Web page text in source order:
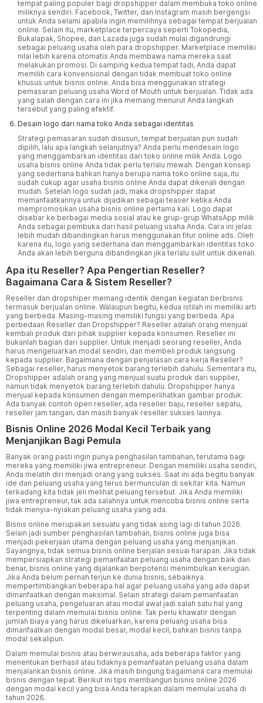
tempat paling populer bagi dropshipper dalam membuka toko online
miliknya sendiri. Facebook, Twitter, dan Instagram masih bergengsi
untuk Anda selami apabila ingin memilihnya sebagai tempat berjualan
online. Selain itu, marketplace terpercaya seperti Tokopedia,
Bukalapak, Shopee, dan Lazada juga sudah mulai digandrungi
sebagai peluang usaha oleh para dropshipper. Marketplace memiliki
nilai lebih karena otomatis Anda membawa nama mereka saat
melakukan promosi. Di samping kedua tempat tadi, Anda dapat
memilih cara konvensional dengan tidak membuat toko online
khusus untuk bisnis online. Anda bisa menggunakan strategi
pemasaran peluang usaha Word of Mouth untuk berjualan. Tidak ada
yang salah dengan cara ini jika memang menurut Anda langkah
tersebut yang paling efektif.
Desain logo dari nama toko Anda sebagai identitas
Strategi pemasaran sudah disusun, tempat berjualan pun sudah
dipilih, lalu apa langkah selanjutnya? Anda perlu mendesain logo
yang menggambarkan identitas dari toko online milik Anda. Logo
usaha bisnis online Anda tidak perlu terlalu mewah. Dengan konsep
yang sederhana bahkan hanya berupa nama toko online saja, itu
sudah cukup agar usaha bisnis online Anda dapat dikenali dengan
mudah. Setelah logo sudah jadi, maka dropshipper dapat
memanfaatkannya untuk dijadikan sebagai teaser ketika Anda
mempromosikan usaha bisnis online pertama kali. Logo dapat
disebar ke berbagai media sosial atau ke grup-grup WhatsApp milik
Anda sebagai pembuka dari hasil peluang usaha Anda. Cara ini jelas
lebih mudah dibandingkan harus menggunakan fitur online ads. Oleh
karena itu, logo yang sederhana dan menggambarkan identitas toko
Anda akan lebih berguna dibandingkan jika terlalu sulit untuk dikenali.
Apa itu Reseller? Apa Pengertian Reseller?
Bagaimana Cara & Sistem Reseller?
Reseller dan dropshiper memang identik dengan kegiatan berbisnis
termasuk berjualan online. Walaupun begitu, kedua istilah ini memiliki arti
yang berbeda. Masing-masing memiliki fungsi yang berbeda. Apa
perbedaan Reseller dan Dropshipper? Reseller adalah orang menjual
kembali produk dari pihak supplier kepada konsumen. Reseller ini
bukanlah bagian dari supplier. Untuk menjadi seorang reseller, Anda
harus mengeluarkan modal sendiri, dan membeli produk langsung
kepada supplier. Bagaimana dengan penjelasan cara kerja Reseller?
Sebagai reseller, harus menyetok barang terlebih dahulu. Sementara itu,
Dropshipper adalah orang yang menjual suatu produk dari supplier,
namun tidak menyetok barang terlebih dahulu. Dropshipper hanya
menjual kepada konsumen dengan memperlihatkan gambar produk.
Ada banyak contoh open reseller, ada reseller baju, reseller sepatu,
reseller jam tangan, dan masih banyak reseller sukses lainnya.
Bisnis Online 2026 Modal Kecil Terbaik yang
Menjanjikan Bagi Pemula
Banyak orang pasti ingin punya penghasilan tambahan, terutama bagi
mereka yang memiliki jiwa entrepreneur. Dengan memiliki usaha sendiri,
Anda melatih diri menjadi orang yang sukses. Saat ini ada begitu banyak
ide dan peluang usaha yang terus bermunculan di sekitar kita. Namun
terkadang kita tidak jeli melihat peluang tersebut. Jika Anda memiliki
jiwa entrepreneur, tak ada salahnya untuk mencoba bisnis online serta
tidak menyia-nyiakan peluang usaha yang ada.
Bisnis online merupakan sesuatu yang tidak asing lagi di tahun 2026.
Selain jadi sumber penghasilan tambahan, bisnis online juga bisa
menjadi pekerjaan utama dengan peluang usaha yang menjanjikan.
Sayangnya, tidak semua bisnis online berjalan sesuai harapan. Jika tidak
mempersiapkan strategi pemanfaatan peluang usaha dengan baik dan
benar, bisnis online yang dijalankan berpotensi menimbulkan kerugian.
Jika Anda belum pernah terjun ke dunia bisnis, sebaiknya
mempertimbangkan beberapa hal agar peluang usaha yang ada dapat
dimanfaatkan dengan maksimal. Selain strategi dalam pemanfaatan
peluang usaha, pengeluaran atau modal awal jadi salah satu hal yang
terpenting dalam memulai bisnis online. Tak perlu khawatir dengan
jumlah biaya yang harus dikeluarkan, karena peluang usaha bisa
dimanfaatkan dengan modal besar, modal kecil, bahkan bisnis tanpa
modal sekalipun.
Dalam memulai bisnis atau berwirausaha, ada beberapa faktor yang
menentukan berhasil atau tidaknya pemanfaatan peluang usaha dalam
menjalankan bisnis online. Jika masih bingung bagaimana cara memulai
bisnis dengan tepat. Berikut ini tips membangun bisnis online 2026
dengan modal kecil yang bisa Anda terapkan dalam memulai usaha di
tahun 2026.